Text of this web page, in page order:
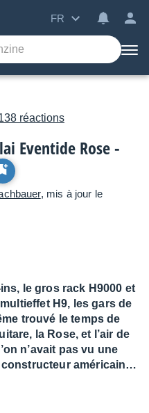
FR
réactions
Eventide Rose -
, mis à jour le
le gros rack H9000 et
H9, les gars de
trouvé le temps de
la Rose, et l’air de
n’avait pas vu une
constructeur américain…